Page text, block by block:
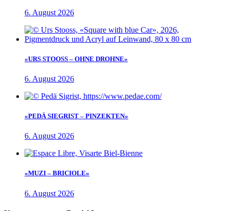
6. August 2026
«URS STOOSS – OHNE DROHNE»
6. August 2026
«PEDÄ SIEGRIST – PINZEKTEN»
6. August 2026
«MUZI – BRICIOLE»
6. August 2026